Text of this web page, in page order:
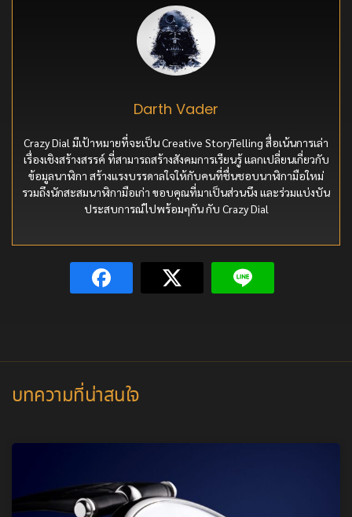
Darth Vader
Crazy Dial มีเป้าหมายที่จะเป็น Creative StoryTelling สื่อเน้นการเล่า
เรื่องเชิงสร้างสรรค์ ที่สามารถสร้างสังคมการเรียนรู้ แลกเปลี่ยนเกี่ยวกับ
ข้อมูลนาฬิกา สร้างแรงบรรดาลใจให้กับคนที่ชื่นชอบนาฬิกามือใหม่
รวมถึงนักสะสมนาฬิกามือเก่า ขอบคุณที่มาเป็นส่วนนึง และร่วมแบ่งบัน
ประสบการณ์ไปพร้อมๆกัน กับ Crazy Dial
บทความที่น่าสนใจ